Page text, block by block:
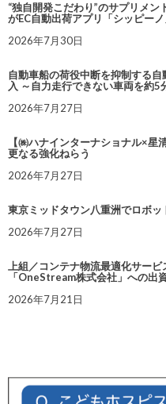
“独自開発こだわり”のサプリメン
がEC自動出荷アプリ「シッピー
2026年7月30日
自動車船の荷役中断を抑制する
入 ～自力走行できない車両を約5
2026年7月27日
【㈱ハナインターナショナル×
更なる強化ねらう
2026年7月27日
東京ミッドタウン八重洲でロボ
2026年7月27日
上組／コンテナ物流最適化サー
「OneStream株式会社」への出
2026年7月21日